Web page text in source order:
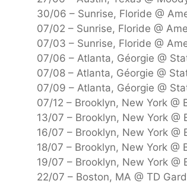
30/06 – Sunrise, Floride @
07/02 – Sunrise, Floride @
07/03 – Sunrise, Floride @
07/06 – Atlanta, Géorgie @
07/08 – Atlanta, Géorgie @
07/09 – Atlanta, Géorgie @
07/12 – Brooklyn, New York @
13/07 – Brooklyn, New York @
16/07 – Brooklyn, New York @
18/07 – Brooklyn, New York @
19/07 – Brooklyn, New York @
22/07 – Boston, MA @ TD